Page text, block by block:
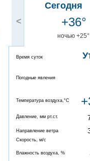
<
Сегодня
+36°
ночью +25°
Время суток
Погодные явления
Температура воздуха,°C
Давление, мм рт.ст.
Направление ветра
Скорость, м/с
Влажность воздуха, %